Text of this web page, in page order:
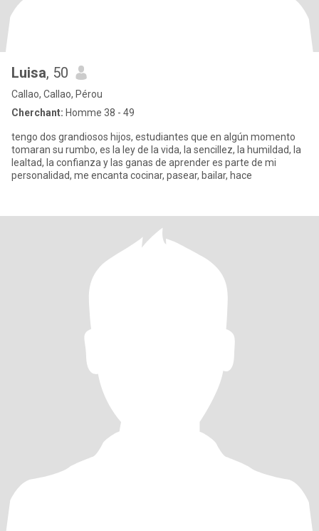
Luisa, 50
Callao, Callao, Pérou
Cherchant: Homme 38 - 49
tengo dos grandiosos hijos, estudiantes que en algún momento
tomaran su rumbo, es la ley de la vida, la sencillez, la humildad, la
lealtad, la confianza y las ganas de aprender es parte de mi
personalidad, me encanta cocinar, pasear, bailar, hace